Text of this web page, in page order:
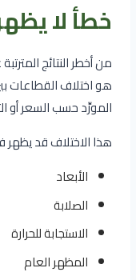
خطأ لا
من أخطر النتائج
هو اختلاف القطاعات
المورِّد حسب السعر أو
هذا الاختلاف قد يظهر
الأبعاد
الصلابة
الاستجابة للحرارة
المظهر العام